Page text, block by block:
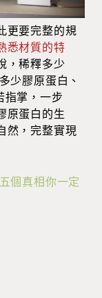
更要完整的規
悉材質的特
，稀釋多少
少膠原蛋白、
掌，一步
原蛋白的生
然，完整實現
個真相你一定